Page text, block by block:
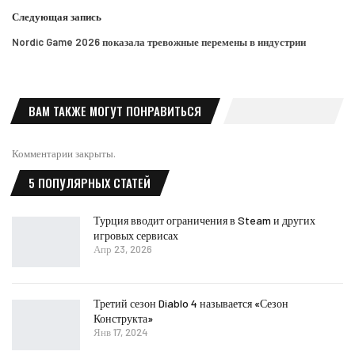
Следующая запись
Nordic Game 2026 показала тревожные перемены в индустрии
ВАМ ТАКЖЕ МОГУТ ПОНРАВИТЬСЯ
Комментарии закрыты.
5 ПОПУЛЯРНЫХ СТАТЕЙ
Турция вводит ограничения в Steam и других
игровых сервисах
Апр 23, 2026
Третий сезон Diablo 4 называется «Сезон
Конструкта»
Янв 17, 2024